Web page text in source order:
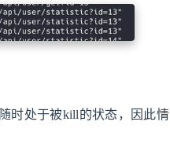
时处于被kill的状态，因此情